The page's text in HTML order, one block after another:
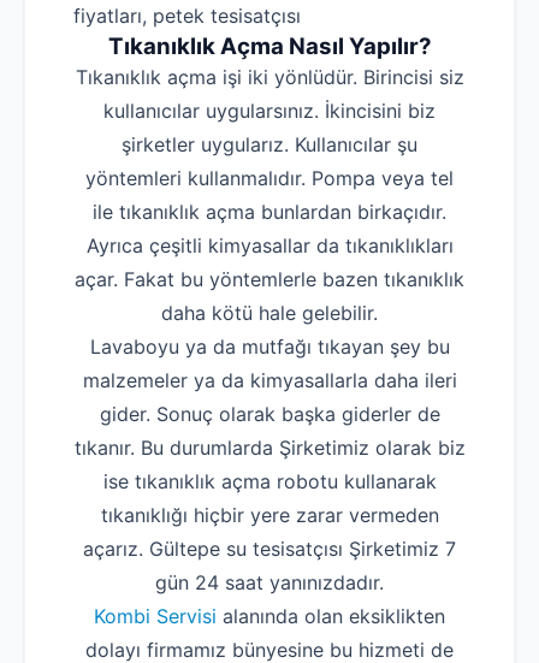
fiyatları, petek tesisatçısı
Tıkanıklık Açma Nasıl Yapılır?
Tıkanıklık açma işi iki yönlüdür. Birincisi siz
kullanıcılar uygularsınız. İkincisini biz
şirketler uygularız. Kullanıcılar şu
yöntemleri kullanmalıdır. Pompa veya tel
ile tıkanıklık açma bunlardan birkaçıdır.
Ayrıca çeşitli kimyasallar da tıkanıklıkları
açar. Fakat bu yöntemlerle bazen tıkanıklık
daha kötü hale gelebilir.
Lavaboyu ya da mutfağı tıkayan şey bu
malzemeler ya da kimyasallarla daha ileri
gider. Sonuç olarak başka giderler de
tıkanır. Bu durumlarda Şirketimiz olarak biz
ise tıkanıklık açma robotu kullanarak
tıkanıklığı hiçbir yere zarar vermeden
açarız. Gültepe su tesisatçısı Şirketimiz 7
gün 24 saat yanınızdadır.
Kombi Servisi alanında olan eksiklikten
dolayı firmamız bünyesine bu hizmeti de